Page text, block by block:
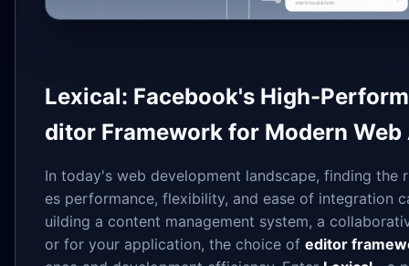
Lexical: Facebook's High-
ditor Framework for Modern
In today's web development landscape, finding the
es performance, flexibility, and ease of integration
uilding a content management system, a
or for your application, the choice of editor